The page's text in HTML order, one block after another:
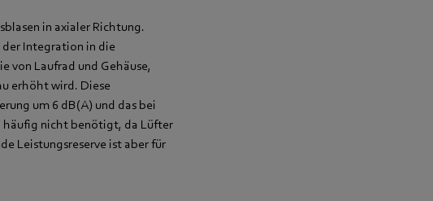
in axialer Richtung.
Integration in die
von Laufrad und Gehäuse,
erhöht wird. Diese
um 6 dB(A) und das bei
häufig nicht benötigt, da Lüfter
Leistungsreserve ist aber für